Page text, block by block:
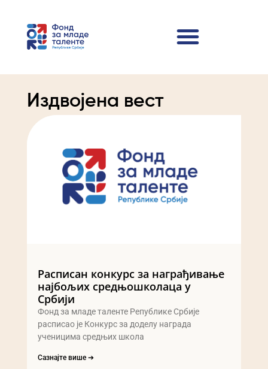
Издвојена вест
Расписан конкурс за награђивање
најбољих средњошколаца у
Србији
Фонд за младе таленте Републике Србије
расписао је Конкурс за доделу награда
ученицима средњих школа
Сазнајте више ➔